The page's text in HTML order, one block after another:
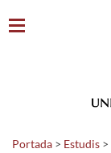
Portada > Estudis >